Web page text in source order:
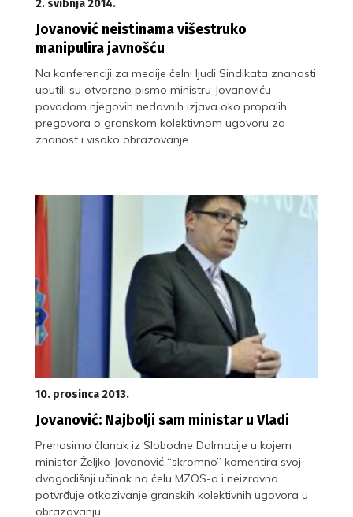
2. svibnja 2014.
Jovanović neistinama višestruko
manipulira javnošću
Na konferenciji za medije čelni ljudi Sindikata znanosti
uputili su otvoreno pismo ministru Jovanoviću
povodom njegovih nedavnih izjava oko propalih
pregovora o granskom kolektivnom ugovoru za
znanost i visoko obrazovanje.
10. prosinca 2013.
Jovanović: Najbolji sam ministar u Vladi
Prenosimo članak iz Slobodne Dalmacije u kojem
ministar Željko Jovanović “skromno” komentira svoj
dvogodišnji učinak na čelu MZOS-a i neizravno
potvrđuje otkazivanje granskih kolektivnih ugovora u
obrazovanju.